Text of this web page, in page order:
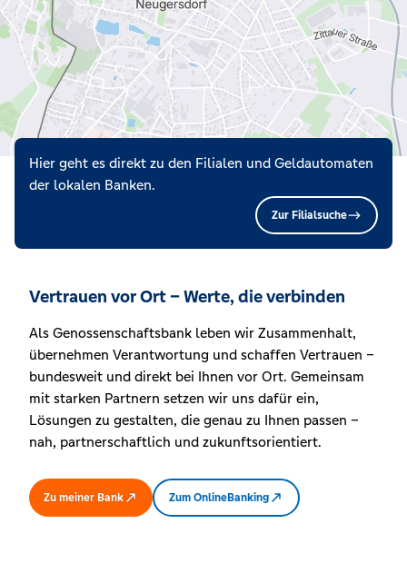
Hier geht es direkt zu den Filialen und Geldautomaten
der lokalen Banken.
Zur Filialsuche
Vertrauen vor Ort – Werte, die verbinden
Als Genossenschaftsbank leben wir Zusammenhalt,
übernehmen Verantwortung und schaffen Vertrauen –
bundesweit und direkt bei Ihnen vor Ort. Gemeinsam
mit starken Partnern setzen wir uns dafür ein,
Lösungen zu gestalten, die genau zu Ihnen passen –
nah, partnerschaftlich und zukunftsorientiert.
Zu meiner Bank Zum OnlineBanking